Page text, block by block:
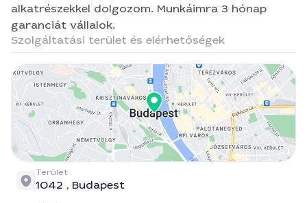
alkatrészekkel dolgozom. Munkáimra 3 hónap
garanciát vállalok.
Szolgáltatási terület és elérhetőségek
Terület
1042 , Budapest